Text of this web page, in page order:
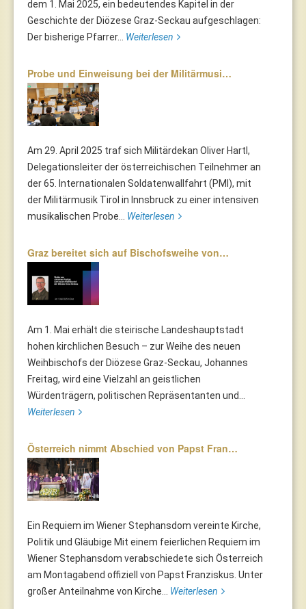
dem 1. Mai 2025, ein bedeutendes Kapitel in der
Geschichte der Diözese Graz-Seckau aufgeschlagen:
Der bisherige Pfarrer... Weiterlesen
Probe und Einweisung bei der Militärmusi…
Am 29. April 2025 traf sich Militärdekan Oliver Hartl,
Delegationsleiter der österreichischen Teilnehmer an
der 65. Internationalen Soldatenwallfahrt (PMI), mit
der Militärmusik Tirol in Innsbruck zu einer intensiven
musikalischen Probe... Weiterlesen
Graz bereitet sich auf Bischofsweihe von…
Am 1. Mai erhält die steirische Landeshauptstadt
hohen kirchlichen Besuch – zur Weihe des neuen
Weihbischofs der Diözese Graz-Seckau, Johannes
Freitag, wird eine Vielzahl an geistlichen
Würdenträgern, politischen Repräsentanten und...
Weiterlesen
Österreich nimmt Abschied von Papst Fran…
Ein Requiem im Wiener Stephansdom vereinte Kirche,
Politik und Gläubige Mit einem feierlichen Requiem im
Wiener Stephansdom verabschiedete sich Österreich
am Montagabend offiziell von Papst Franziskus. Unter
großer Anteilnahme von Kirche... Weiterlesen